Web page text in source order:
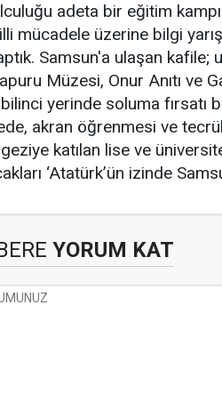
adeta bir eğitim
mücadele üzerine bilgi
Samsun'a ulaşan kafile;
Müzesi, Onur Anıtı ve
yerinde soluma fırsatı
akran öğrenmesi ve
katılan lise ve
‘Atatürk’ün izinde
YORUM KAT